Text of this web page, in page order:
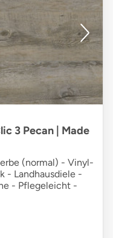
3 Pecan | Made
(normal) - Vinyl-
- Landhausdiele -
- Pflegeleicht -